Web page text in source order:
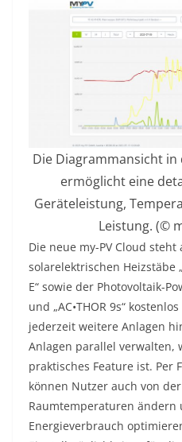
Die Diagrammansicht
ermöglicht eine
Geräteleistung,
Leistung. (©
Die neue my-PV Cloud
solarelektrischen Heizstäbe
E“ sowie der Photovoltaik-
und „AC•THOR 9s“
jederzeit weitere Anlagen
Anlagen parallel verwalten,
praktisches Feature ist. Per
können Nutzer auch von
Raumtemperaturen ändern
Energieverbrauch